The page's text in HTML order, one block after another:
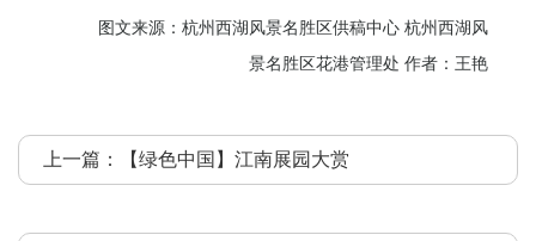
图文来源：杭州西湖风景名胜区供稿中心 杭州西湖风
景名胜区花港管理处 作者：王艳
上一篇： 【绿色中国】江南展园大赏